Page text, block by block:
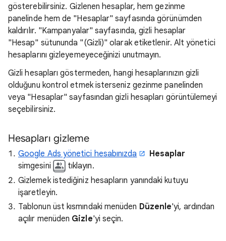
gösterebilirsiniz. Gizlenen hesaplar, hem gezinme
panelinde hem de "Hesaplar" sayfasında görünümden
kaldırılır. "Kampanyalar" sayfasında, gizli hesaplar
"Hesap" sütununda "(Gizli)" olarak etiketlenir. Alt yönetici
hesaplarını gizleyemeyeceğinizi unutmayın.
Gizli hesapları göstermeden, hangi hesaplarınızın gizli
olduğunu kontrol etmek isterseniz gezinme panelinden
veya "Hesaplar" sayfasından gizli hesapları görüntülemeyi
seçebilirsiniz.
Hesapları gizleme
Google Ads yönetici hesabınızda
Hesaplar
simgesini
tıklayın.
Gizlemek istediğiniz hesapların yanındaki kutuyu
işaretleyin.
Tablonun üst kısmındaki menüden Düzenle'yi, ardından
açılır menüden Gizle'yi seçin.